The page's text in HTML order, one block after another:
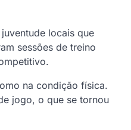
locais que
sessões de treino
na condição física.
jogo, o que se tornou